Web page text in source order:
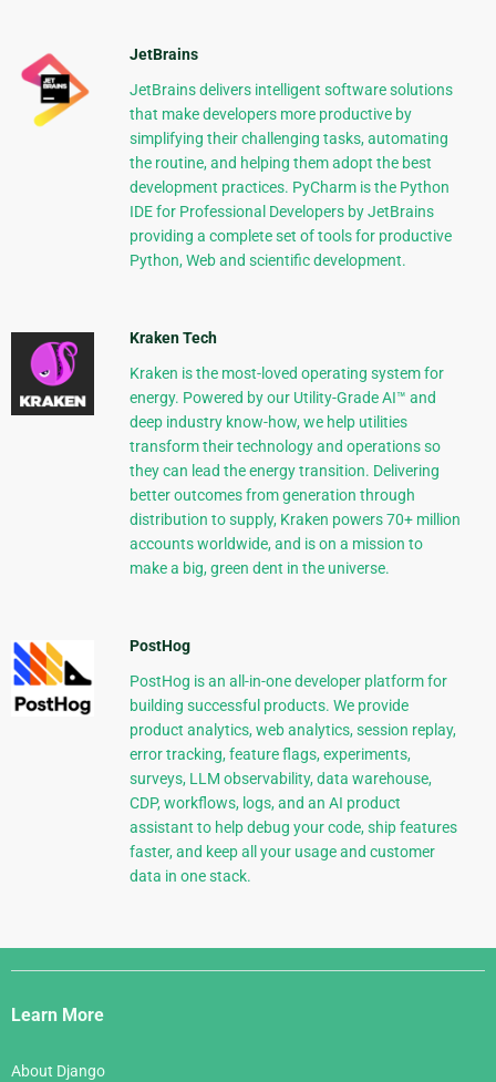
JetBrains
JetBrains delivers intelligent software solutions
that make developers more productive by
simplifying their challenging tasks, automating
the routine, and helping them adopt the best
development practices. PyCharm is the Python
IDE for Professional Developers by JetBrains
providing a complete set of tools for productive
Python, Web and scientific development.
Kraken Tech
Kraken is the most-loved operating system for
energy. Powered by our Utility-Grade AI™ and
deep industry know-how, we help utilities
transform their technology and operations so
they can lead the energy transition. Delivering
better outcomes from generation through
distribution to supply, Kraken powers 70+ million
accounts worldwide, and is on a mission to
make a big, green dent in the universe.
PostHog
PostHog is an all-in-one developer platform for
building successful products. We provide
product analytics, web analytics, session replay,
error tracking, feature flags, experiments,
surveys, LLM observability, data warehouse,
CDP, workflows, logs, and an AI product
assistant to help debug your code, ship features
faster, and keep all your usage and customer
data in one stack.
Django
Links
Learn More
About Django